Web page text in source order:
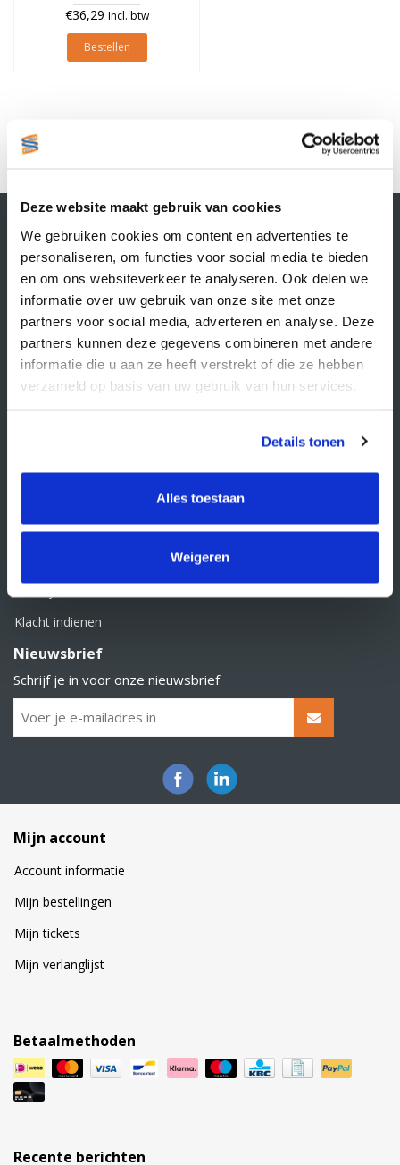
Deze website maakt gebruik van cookies
We gebruiken cookies om content en advertenties te
personaliseren, om functies voor social media te bieden
en om ons websiteverkeer te analyseren. Ook delen we
informatie over uw gebruik van onze site met onze
partners voor social media, adverteren en analyse. Deze
partners kunnen deze gegevens combineren met andere
informatie die u aan ze heeft verstrekt of die ze hebben
verzameld op basis van uw gebruik van hun services.
Details tonen
Alles toestaan
Weigeren
€36,29 Incl. btw
Bestellen
1
Contactgegevens
Supply Service B.V.
Nijverheidsstraat 25-K
3861 RJ Nijkerk
info@supplyservice.nl
+31 33 468 13 42
KvK nummer: 66384737
Retourbeleid
Klacht indienen
Nieuwsbrief
Schrijf je in voor onze nieuwsbrief
Mijn account
Account informatie
Mijn bestellingen
Mijn tickets
Mijn verlanglijst
Betaalmethoden
Recente berichten